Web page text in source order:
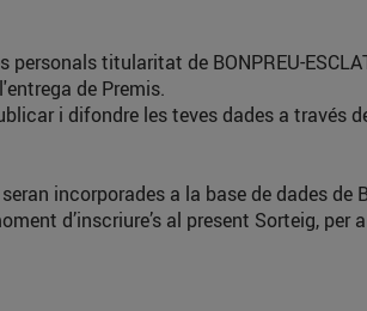
titularitat de BONPREU-
de Premis.
i difondre les teves dades a través
incorporades a la base de dades de
d’inscriure’s al present Sorteig, per